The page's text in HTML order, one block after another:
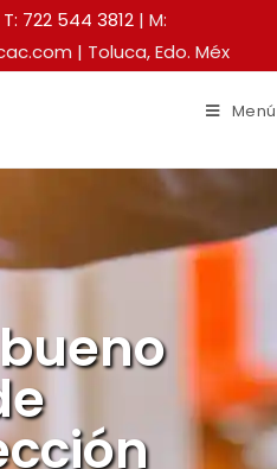
T: 722 544 3812| M:
| Toluca, Edo. Méx
Menú